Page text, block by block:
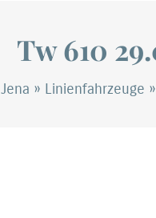
Tw 610
Jena » Linienfahrzeuge »